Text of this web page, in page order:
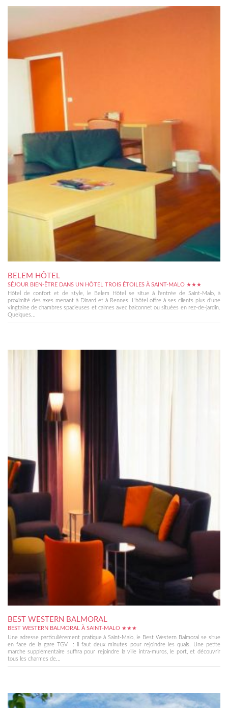
BELEM HÔTEL
SÉJOUR BIEN-ÊTRE DANS UN HÔTEL TROIS ÉTOILES À SAINT-MALO ★★★
Hôtel de confort et de style, le Belem Hôtel se situe à l'entrée de Saint-Malo, à
proximité des axes menant à Dinard et à Rennes. L'hôtel offre à ses clients plus d'une
vingtaine de chambres spacieuses et calmes avec balconnet ou situées en rez-de-jardin.
Quelques...
BEST WESTERN BALMORAL
BEST WESTERN BALMORAL À SAINT-MALO ★★★
Une adresse particulièrement pratique à Saint-Malo, le Best Western Balmoral se situe
en face de la gare TGV : il faut deux minutes pour rejoindre les quais. Une petite
marche supplémentaire suffira pour rejoindre la ville intra-muros, le port, et découvrir
tous les charmes de...